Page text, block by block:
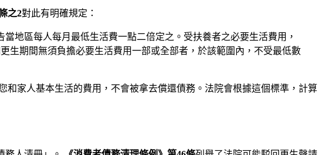
之2對此有明確規定：
地區每人每月最低生活費一點二倍定之。受扶養者之必要生活費用，
生期間無須負擔必要生活費用一部或全部者，於該範圍內，不受最低數
和家人基本生活的費用，不會被拿去償還債務。法院會根據這個標準，計算